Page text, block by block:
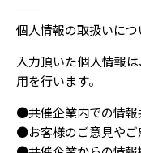
――――――――――――――――――――――――――――――――――――――――――――――――――
個人情報の取扱いに
入力頂いた個人情報
用を行います。
●共催企業内での情報
●お客様のご意見やご